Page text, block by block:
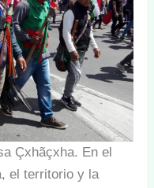
Çxhãçxha. En el
el territorio y la